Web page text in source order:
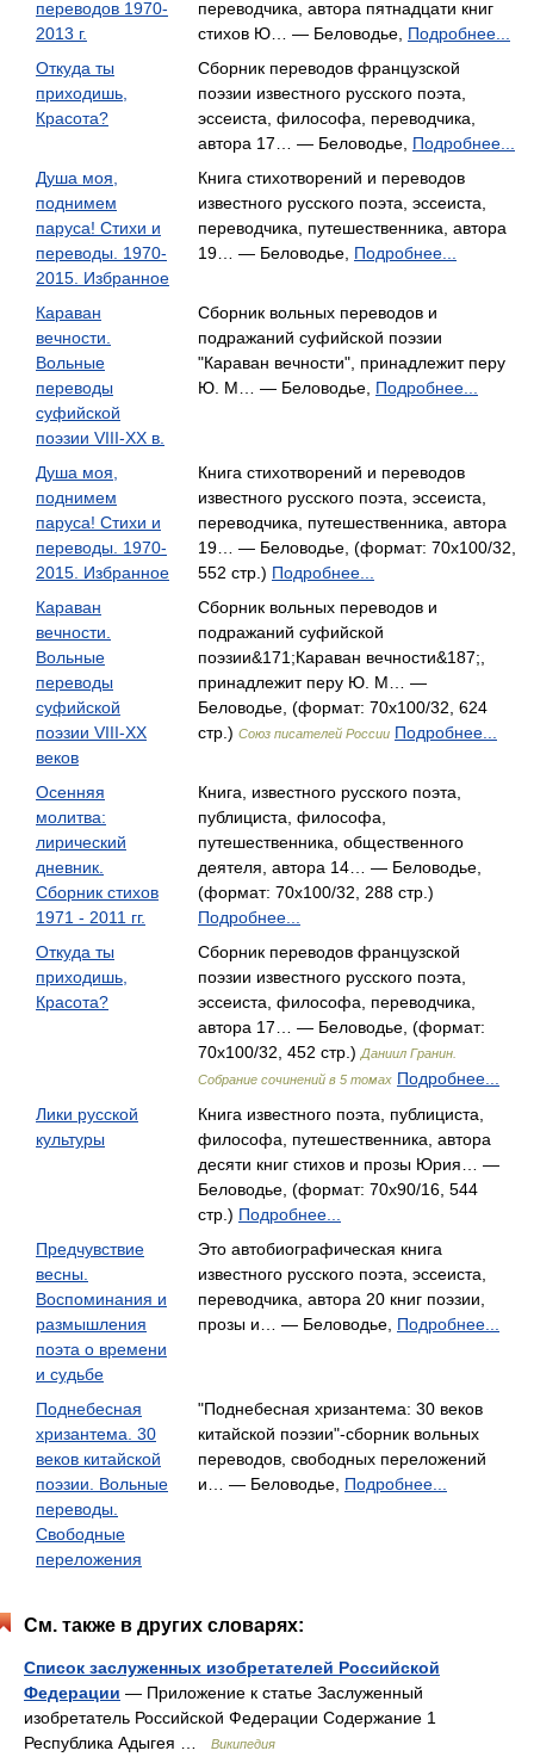
переводов 1970-
2013 г.
переводчика, автора пятнадцати книг
стихов Ю… — Беловодье, Подробнее...
Откуда ты
приходишь,
Красота?
Сборник переводов французской
поэзии известного русского поэта,
эссеиста, философа, переводчика,
автора 17… — Беловодье, Подробнее...
Душа моя,
поднимем
паруса! Стихи и
переводы. 1970-
2015. Избранное
Книга стихотворений и переводов
известного русского поэта, эссеиста,
переводчика, путешественника, автора
19… — Беловодье, Подробнее...
Караван
вечности.
Вольные
переводы
суфийской
поэзии VIII-XX в.
Сборник вольных переводов и
подражаний суфийской поэзии
"Караван вечности", принадлежит перу
Ю. М… — Беловодье, Подробнее...
Душа моя,
поднимем
паруса! Стихи и
переводы. 1970-
2015. Избранное
Книга стихотворений и переводов
известного русского поэта, эссеиста,
переводчика, путешественника, автора
19… — Беловодье, (формат: 70x100/32,
552 стр.) Подробнее...
Караван
вечности.
Вольные
переводы
суфийской
поэзии VIII-XX
веков
Сборник вольных переводов и
подражаний суфийской
поэзии&171;Караван вечности&187;,
принадлежит перу Ю. М… —
Беловодье, (формат: 70x100/32, 624
стр.) Союз писателей России Подробнее...
Осенняя
молитва:
лирический
дневник.
Сборник стихов
1971 - 2011 гг.
Книга, известного русского поэта,
публициста, философа,
путешественника, общественного
деятеля, автора 14… — Беловодье,
(формат: 70x100/32, 288 стр.)
Подробнее...
Откуда ты
приходишь,
Красота?
Сборник переводов французской
поэзии известного русского поэта,
эссеиста, философа, переводчика,
автора 17… — Беловодье, (формат:
70x100/32, 452 стр.) Даниил Гранин.
Собрание сочинений в 5 томах Подробнее...
Лики русской
культуры
Книга известного поэта, публициста,
философа, путешественника, автора
десяти книг стихов и прозы Юрия… —
Беловодье, (формат: 70x90/16, 544
стр.) Подробнее...
Предчувствие
весны.
Воспоминания и
размышления
поэта о времени
и судьбе
Это автобиографическая книга
известного русского поэта, эссеиста,
переводчика, автора 20 книг поэзии,
прозы и… — Беловодье, Подробнее...
Поднебесная
хризантема. 30
веков китайской
поэзии. Вольные
переводы.
Свободные
переложения
"Поднебесная хризантема: 30 веков
китайской поэзии"-сборник вольных
переводов, свободных переложений
и… — Беловодье, Подробнее...
См. также в других словарях:
Список заслуженных изобретателей Российской
Федерации — Приложение к статье Заслуженный
изобретатель Российской Федерации Содержание 1
Республика Адыгея …
Википедия